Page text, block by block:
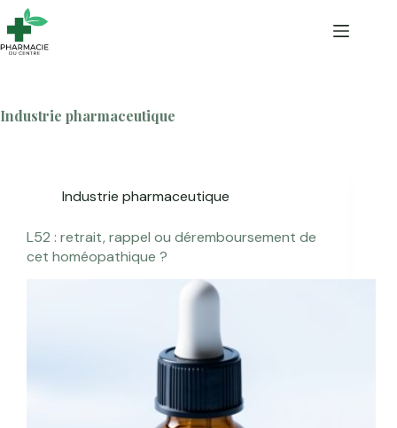
Passer
au
contenu
Industrie pharmaceutique
Industrie pharmaceutique
L52 : retrait, rappel ou déremboursement de
cet homéopathique ?